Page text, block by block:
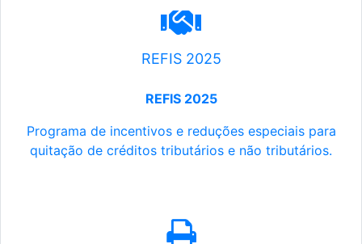
REFIS 2025
REFIS 2025
Programa de incentivos e reduções especiais para
quitação de créditos tributários e não tributários.